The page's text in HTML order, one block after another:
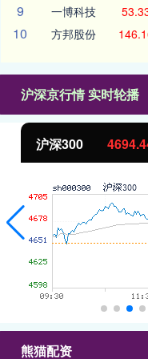
9 一博科技
10 方邦股份
沪深京行情 实时轮播
沪深300
熊猫配资